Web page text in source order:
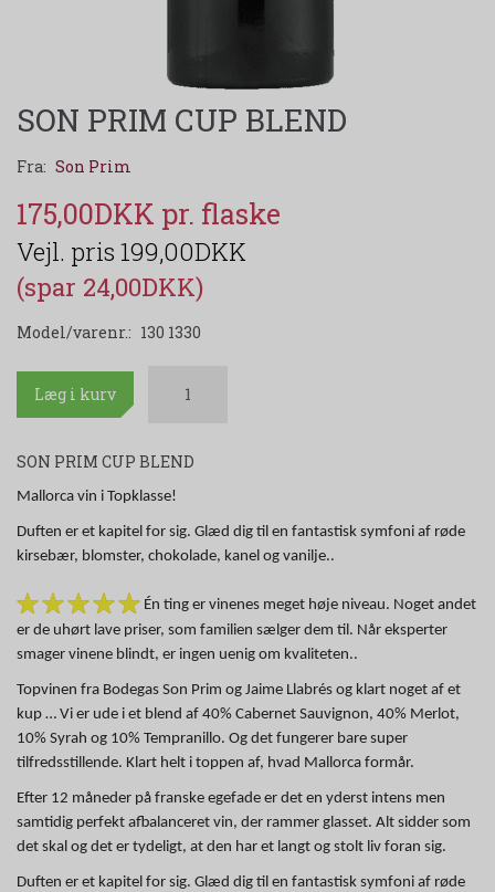
SON PRIM CUP BLEND
Fra: Son Prim
175,00DKK
199,00DKK
(spar 24,00DKK)
Model/varenr.: 130 1330
Læg i kurv
SON PRIM CUP BLEND
Mallorca vin i Topklasse!
Duften er et kapitel for sig. Glæd dig til en fantastisk symfoni af røde
kirsebær, blomster, chokolade, kanel og vanilje..
Én ting er vinenes meget høje niveau. Noget andet
er de uhørt lave priser, som familien sælger dem til. Når eksperter
smager vinene blindt, er ingen uenig om kvaliteten..
Topvinen fra Bodegas Son Prim og Jaime Llabrés og klart noget af et
kup … Vi er ude i et blend af 40% Cabernet Sauvignon, 40% Merlot,
10% Syrah og 10% Tempranillo. Og det fungerer bare super
tilfredsstillende. Klart helt i toppen af, hvad Mallorca formår.
Efter 12 måneder på franske egefade er det en yderst intens men
samtidig perfekt afbalanceret vin, der rammer glasset. Alt sidder som
det skal og det er tydeligt, at den har et langt og stolt liv foran sig.
Duften er et kapitel for sig. Glæd dig til en fantastisk symfoni af røde